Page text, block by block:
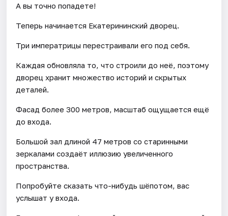
А вы точно попадете!
Теперь начинается Екатерининский дворец.
Три императрицы перестраивали его под себя.
Каждая обновляла то, что строили до неё, поэтому
дворец хранит множество историй и скрытых
деталей.
Фасад более 300 метров, масштаб ощущается ещё
до входа.
Большой зал длиной 47 метров со старинными
зеркалами создаёт иллюзию увеличенного
пространства.
Попробуйте сказать что-нибудь шёпотом, вас
услышат у входа.